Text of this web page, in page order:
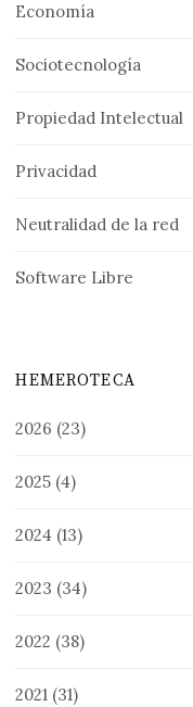
Economía
Sociotecnología
Propiedad Intelectual
Privacidad
Neutralidad de la red
Software Libre
HEMEROTECA
2026 (23)
2025 (4)
2024 (13)
2023 (34)
2022 (38)
2021 (31)